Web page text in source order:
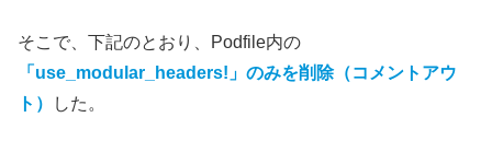
そこで、下記のとおり、Podfile内の
「use_modular_headers!」のみを削除（コメントアウ
ト）
した。